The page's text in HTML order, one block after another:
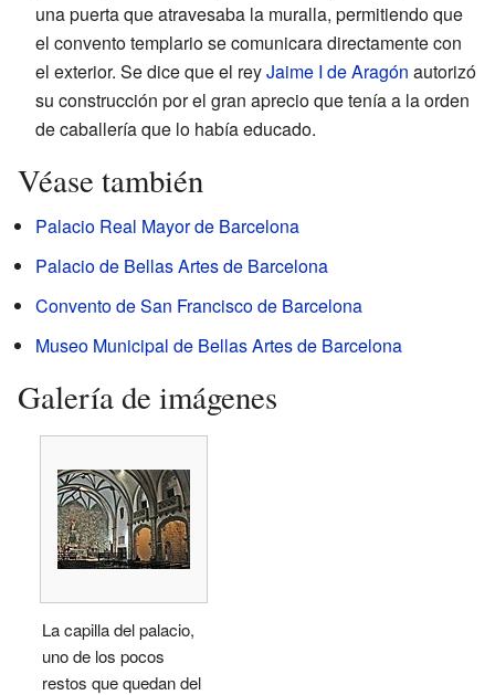
una puerta que atravesaba la muralla, permitiendo que
el convento templario se comunicara directamente con
el exterior. Se dice que el reyJaime I de Aragón autorizó
su construcción por el gran aprecio que tenía a la orden
de caballería que lo había educado.
Véase también
Palacio Real Mayor de Barcelona
Palacio de Bellas Artes de Barcelona
Convento de San Francisco de Barcelona
Museo Municipal de Bellas Artes de Barcelona
Galería de imágenes
La capilla del palacio,
uno de los pocos
restos que quedan del